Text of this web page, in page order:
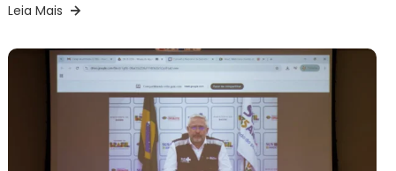
Leia Mais